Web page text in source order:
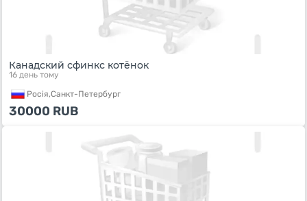
Канадский сфинкс котёнок
16 день тому
Росiя,Санкт-Петербург
30000 RUB